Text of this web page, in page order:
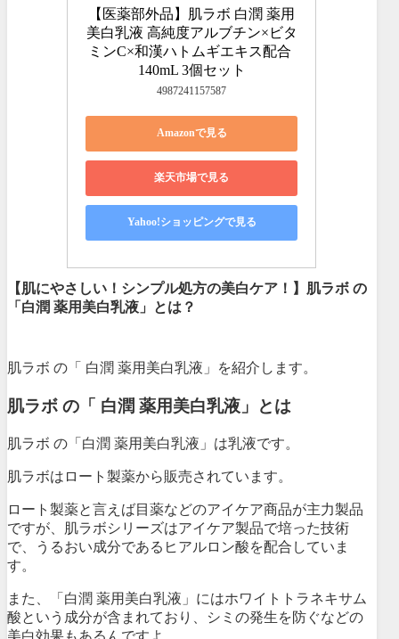
【医薬部外品】肌ラボ 白潤 薬用
美白乳液 高純度アルブチン×ビタ
ミンC×和漢ハトムギエキス配合
140mL 3個セット
4987241157587
Amazonで見る
楽天市場で見る
Yahoo!ショッピングで見る
【肌にやさしい！シンプル処方の美白ケア！】肌ラボ の
「白潤 薬用美白乳液」とは？
肌ラボ の「 白潤 薬用美白乳液」を紹介します。
肌ラボ の「 白潤 薬用美白乳液」とは
肌ラボ の「白潤 薬用美白乳液」は乳液です。
肌ラボはロート製薬から販売されています。
ロート製薬と言えば目薬などのアイケア商品が主力製品
ですが、肌ラボシリーズはアイケア製品で培った技術
で、うるおい成分であるヒアルロン酸を配合していま
す。
また、
「白潤 薬用美白乳液」にはホワイトトラネキサム
酸という成分が含まれており、シミの発生を防ぐなどの
美白効果もあるんですよ。